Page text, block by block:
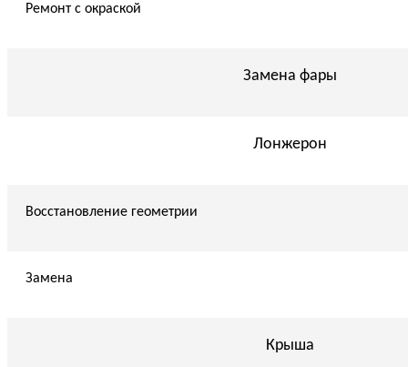
Ремонт с окраской
Замена фары
Лонжерон
Восстановление геометрии
Замена
Крыша